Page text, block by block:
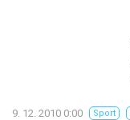
9. 12. 2010 0:00 Sport